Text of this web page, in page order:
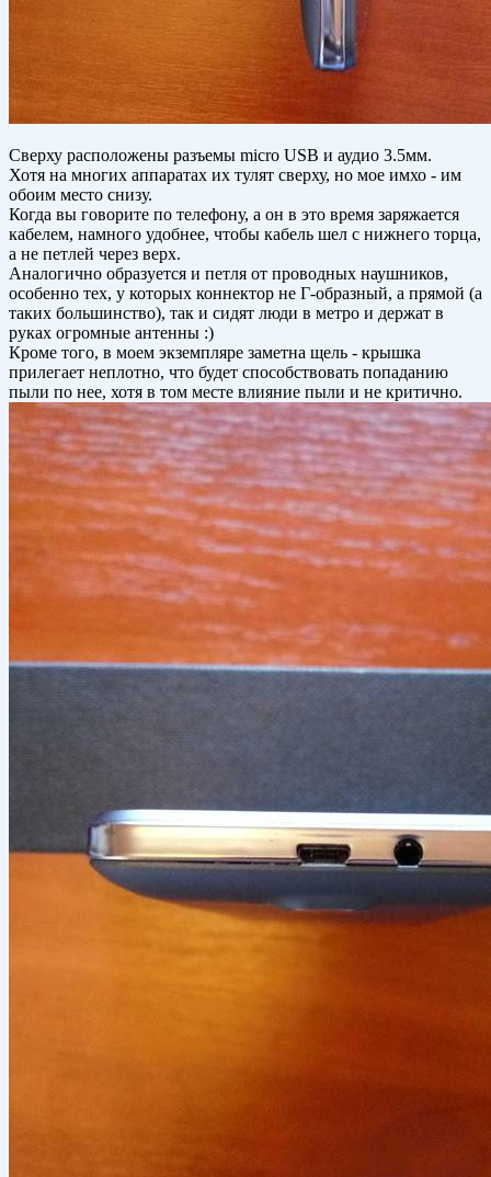
Сверху расположены разъемы micro USB и аудио 3.5мм.
Хотя на многих аппаратах их тулят сверху, но мое имхо - им
обоим место снизу.
Когда вы говорите по телефону, а он в это время заряжается
кабелем, намного удобнее, чтобы кабель шел с нижнего торца,
а не петлей через верх.
Аналогично образуется и петля от проводных наушников,
особенно тех, у которых коннектор не Г-образный, а прямой (а
таких большинство), так и сидят люди в метро и держат в
руках огромные антенны :)
Кроме того, в моем экземпляре заметна щель - крышка
прилегает неплотно, что будет способствовать попаданию
пыли по нее, хотя в том месте влияние пыли и не критично.